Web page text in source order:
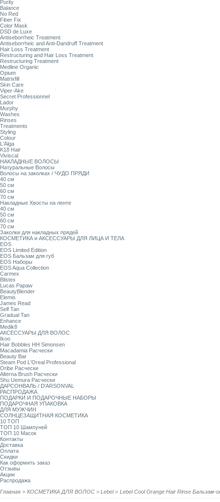
Purity
Balance
No Red
Fiber Fix
Color Mask
DSD de Luxe
Antiseborrheic Treatment
Antiseborrheic and Anti-Dandruff Treatment
Hair Loss Treatment
Restructuring and Hair Loss Treatment
Restructuring Treatment
Medline Organic
Opium
Matrixfill
Skin Care
Viper-Ake
Secret Professionnel
Lador
Murphy
Washes
Rinses
Treatments
Styling
Colour
L'Alga
K18 Hair
Viviscal
НАКЛАДНЫЕ ВОЛОСЫ
Натуральные Волосы
Волосы на заколках / ЧУДО ПРЯДИ
40 см
50 см
60 см
70 см
Накладные Хвосты на ленте
40 см
50 см
60 см
70 см
Заколки для накладных прядей
КОСМЕТИКА и АКСЕССУАРЫ ДЛЯ ЛИЦА И ТЕЛА
EOS
EOS Limited Edition
EOS Бальзам для губ
EOS Наборы
EOS Aqua Collection
Carmex
Blistex
Lucas Papaw
BeautyBlender
Elemis
James Read
Self Tan
Gradual Tan
Enhance
Medik8
АКСЕССУАРЫ ДЛЯ ВОЛОС
Ikoo
Hair Bobbles HH Simonsen
Macadamia Расчески
Beauty Bar
Steam Pod L'Oreal Professional
Oribe Расчески
Alterna Brush Расчески
Shu Uemura Расчески
ДАРСОНВАЛЬ / D'ARSONVAL
РАСПРОДАЖА
ПОДАРКИ И ПОДАРОЧНЫЕ НАБОРЫ
ПОДАРОЧНАЯ УПАКОВКА
ДЛЯ МУЖЧИН
СОЛНЦЕЗАЩИТНАЯ КОСМЕТИКА
10 ТОП
ТОП 10 Шампуней
ТОП 10 Масок
Контакты
Доставка
Оплата
Скидки
Как оформить заказ
Отзывы
Акции
Распродажа
Главная > КОСМЕТИКА ДЛЯ ВОЛОС > Lebel > Lebel Cool Orange Hair Rinse Бальзам-